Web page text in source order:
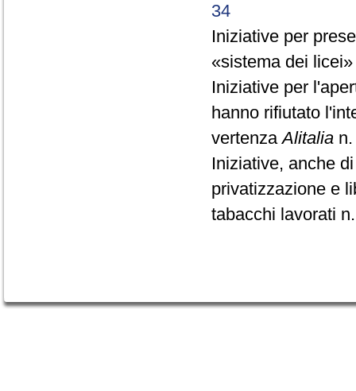
34
Iniziative per
«sistema dei
Iniziative per
hanno rifiutato
vertenzaAlitalia
Iniziative, anche
privatizzazione e
tabacchi lavorati